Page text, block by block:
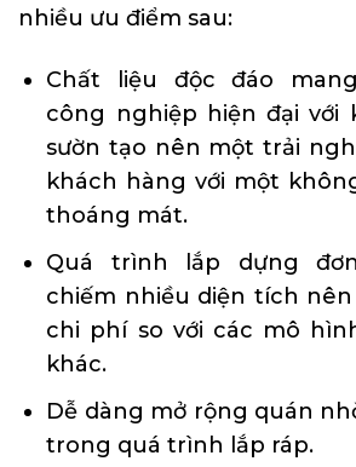
nhiều ưu điểm sau:
Chất liệu độc đáo
công nghiệp hiện đại với
sườn tạo nên một trải
khách hàng với một
thoáng mát.
Quá trình lắp dựng
chiếm nhiều diện tích
chi phí so với các mô
khác.
Dễ dàng mở rộng quán
trong quá trình lắp ráp.